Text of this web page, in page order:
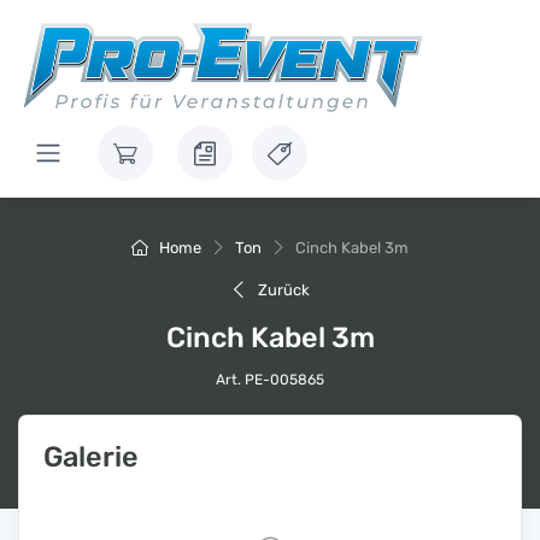
Home Ton Cinch Kabel 3m
Zurück
Cinch Kabel 3m
Art. PE-005865
Galerie